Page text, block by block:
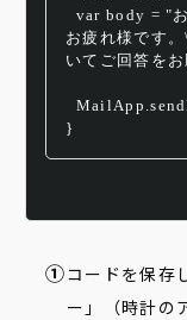
var body = "
お疲れ様です
いてご回答を
}
コードを保存
ー」（時計の